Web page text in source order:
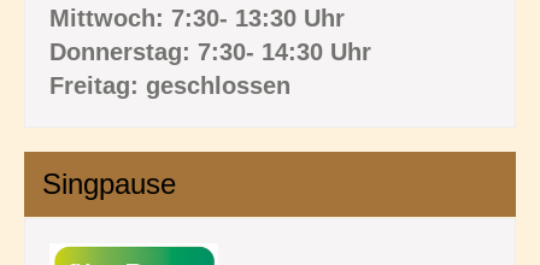
Mittwoch: 7:30- 13:30 Uhr
Donnerstag: 7:30- 14:30 Uhr
Freitag: geschlossen
Singpause